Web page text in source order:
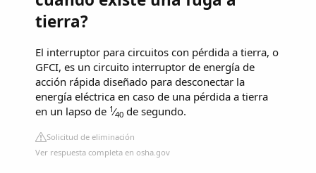
tierra?
El interruptor para circuitos con pérdida a tierra, o
GFCI, es un circuito interruptor de energía de
acción rápida diseñado para desconectar la
energía eléctrica en caso de una pérdida a tierra
en un lapso de 1⁄40 de segundo.
Solicitud de eliminación
Ver respuesta completa en osha.gov